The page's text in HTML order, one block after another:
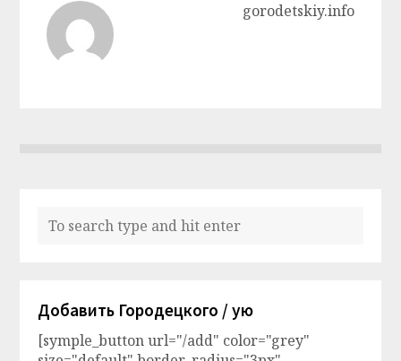
gorodetskiy.info
Добавить Городецкого / ую
[symple_button url="/add" color="grey"